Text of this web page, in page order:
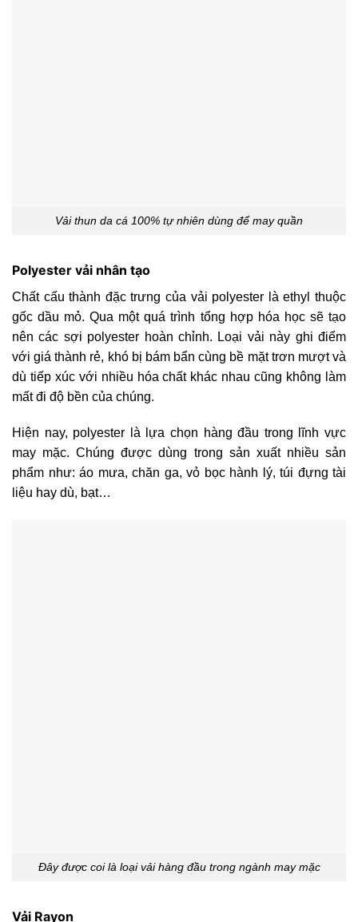
Vải thun da cá 100% tự nhiên dùng để may quần
Polyester vải nhân tạo
Chất cấu thành đặc trưng của vải polyester là ethyl thuộc
gốc dầu mỏ. Qua một quá trình tổng hợp hóa học sẽ tạo
nên các sợi polyester hoàn chỉnh. Loại vải này ghi điểm
với giá thành rẻ, khó bị bám bẩn cùng bề mặt trơn mượt và
dù tiếp xúc với nhiều hóa chất khác nhau cũng không làm
mất đi độ bền của chúng.
Hiện nay, polyester là lựa chọn hàng đầu trong lĩnh vực
may mặc. Chúng được dùng trong sản xuất nhiều sản
phẩm như: áo mưa, chăn ga, vỏ bọc hành lý, túi đựng tài
liệu hay dù, bạt…
Đây được coi là loại vải hàng đầu trong ngành may mặc
Vải Rayon